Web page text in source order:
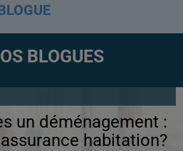
BLOGUES
un déménagement :
habitation?